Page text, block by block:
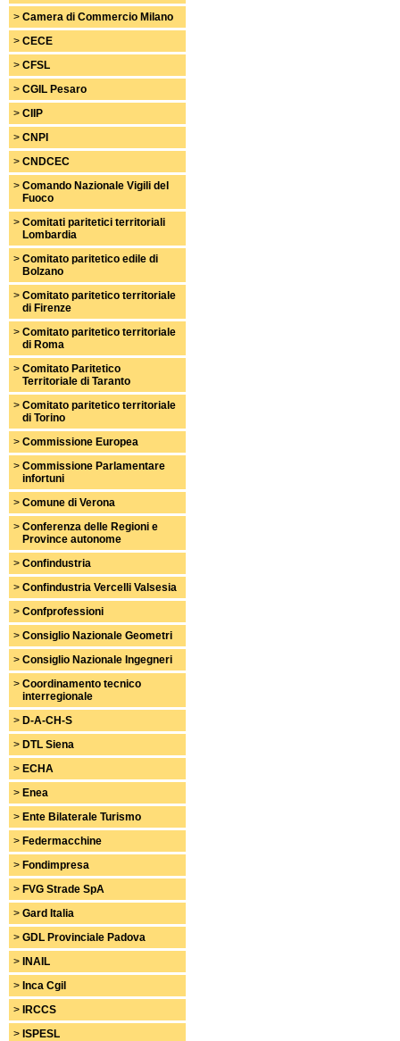
> Camera di Commercio Milano
> CECE
> CFSL
> CGIL Pesaro
> CIIP
> CNPI
> CNDCEC
> Comando Nazionale Vigili del
Fuoco
> Comitati paritetici territoriali
Lombardia
> Comitato paritetico edile di
Bolzano
> Comitato paritetico territoriale
di Firenze
> Comitato paritetico territoriale
di Roma
> Comitato Paritetico
Territoriale di Taranto
> Comitato paritetico territoriale
di Torino
> Commissione Europea
> Commissione Parlamentare
infortuni
> Comune di Verona
> Conferenza delle Regioni e
Province autonome
> Confindustria
> Confindustria Vercelli Valsesia
> Confprofessioni
> Consiglio Nazionale Geometri
> Consiglio Nazionale Ingegneri
> Coordinamento tecnico
interregionale
> D-A-CH-S
> DTL Siena
> ECHA
> Enea
> Ente Bilaterale Turismo
> Federmacchine
> Fondimpresa
> FVG Strade SpA
> Gard Italia
> GDL Provinciale Padova
> INAIL
> Inca Cgil
> IRCCS
> ISPESL